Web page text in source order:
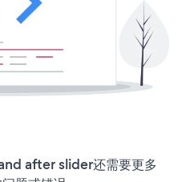
after slider还需要更多